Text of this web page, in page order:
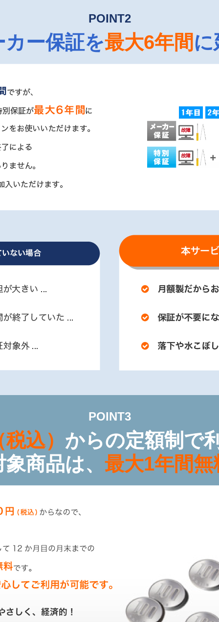
POINT2
カー保証を最大6年間 に
POINT3
込） からの定額制で
象商品は、 最大1年間無